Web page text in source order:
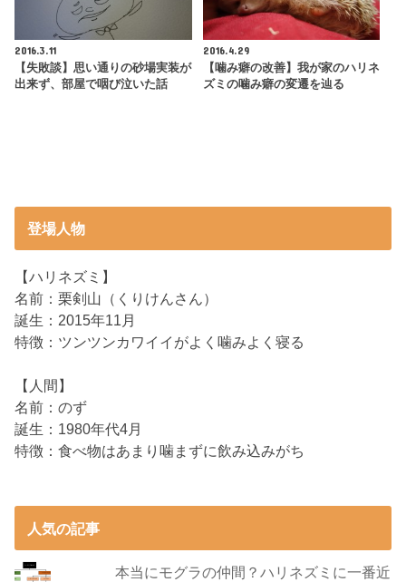
2016.3.11
【失敗談】思い通りの砂場実装が
出来ず、部屋で咽び泣いた話
2016.4.29
【噛み癖の改善】我が家のハリネ
ズミの噛み癖の変遷を辿る
登場人物
【ハリネズミ】
名前：栗剣山（くりけんさん）
誕生：2015年11月
特徴：ツンツンカワイイがよく噛みよく寝る
【人間】
名前：のず
誕生：1980年代4月
特徴：食べ物はあまり噛まずに飲み込みがち
人気の記事
本当にモグラの仲間？ハリネズミに一番近